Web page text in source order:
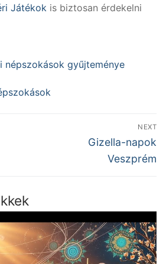
Játékok is biztosan érdekelni
népszokások gyűjteménye
NEXT
Next
post:
Gizella-napok
Veszprém